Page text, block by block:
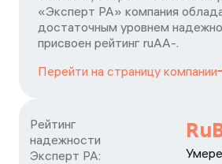
«Эксперт РА» компания
достаточным уровнем
присвоен рейтинг ruАА-.
Перейти на страницу компании
Рейтинг
надежности
Эксперт РА: